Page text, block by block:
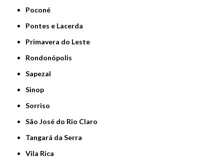
Poconé
Pontes e Lacerda
Primavera do Leste
Rondonópolis
Sapezal
Sinop
Sorriso
São José do Rio Claro
Tangará da Serra
Vila Rica